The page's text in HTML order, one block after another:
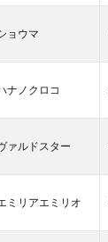
ョウマ
ナノクロコ
ァルドスター
ミリアエミリオ